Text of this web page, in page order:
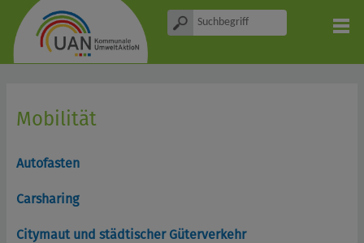
Mobilität
Autofasten
Carsharing
Citymaut und städtischer Güterverkehr